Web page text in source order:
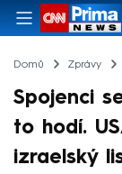
Domů Zprávy
Spojenci
to hodí.
izraelský